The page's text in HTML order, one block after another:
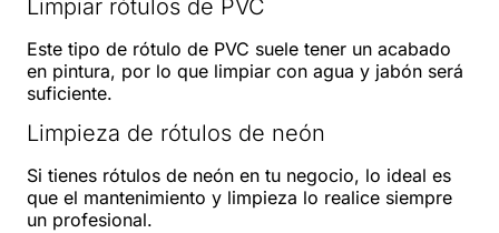
Limpiar rótulos de PVC
Este tipo de rótulo de PVC suele tener un acabado
en pintura, por lo que limpiar con agua y jabón será
suficiente.
Limpieza de rótulos de neón
Si tienes rótulos de neón en tu negocio, lo ideal es
que el mantenimiento y limpieza lo realice siempre
un profesional.